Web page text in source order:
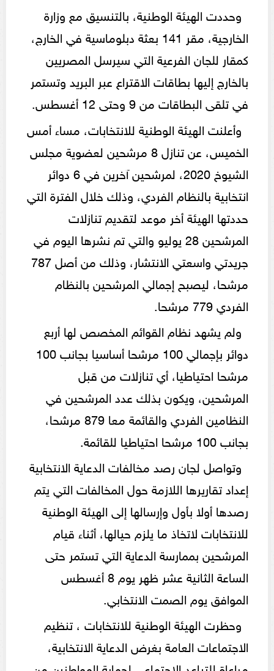
وحددت الهيئة الوطنية، بالتنسيق مع وزارة
الخارجية، مقر 141 بعثة دبلوماسية في الخارج،
كمقار للجان الفرعية التي سيرسل المصريين
بالخارج إليها بطاقات الاقتراع عبر البريد وتستمر
في تلقى البطاقات من 9 وحتى 12 أغسطس.
وأعلنت الهيئة الوطنية للانتخابات، مساء أمس
الخميس، عن تنازل 8 مرشحين لعضوية مجلس
الشيوخ 2020، لمرشحين آخرين في 6 دوائر
انتخابية بالنظام الفردي، وذلك خلال الفترة التي
حددتها الهيئة أخر موعد لتقديم تنازلات
المرشحين 28 يوليو والتي تم نشرها اليوم في
جريدتي واسعتي الانتشار، وذلك من أصل 787
مرشحا، ليصبح إجمالي المرشحين بالنظام
الفردي 779 مرشحا.
ولم يشهد نظام القوائم المخصص لها أربع
دوائر بإجمالي 100 مرشحا أساسيا بجانب 100
مرشحا احتياطيا، أي تنازلات من قبل
المرشحين، ويكون بذلك عدد المرشحين في
النظامين الفردي والقائمة معا 879 مرشحا،
بجانب 100 مرشحا احتياطيا للقائمة.
وتواصل لجان رصد مخالفات الدعاية الانتخابية
إعداد تقاريرها اللازمة حول المخالفات التي يتم
رصدها أولا بأول وإرسالها إلى الهيئة الوطنية
للانتخابات لاتخاذ ما يلزم حيالها، أثناء قيام
المرشحين بممارسة الدعاية التي تستمر حتى
الساعة الثانية عشر ظهر يوم 8 أغسطس
الموافق يوم الصمت الانتخابي.
وحظرت الهيئة الوطنية للانتخابات ، تنظيم
الاجتماعات العامة بغرض الدعاية الانتخابية،